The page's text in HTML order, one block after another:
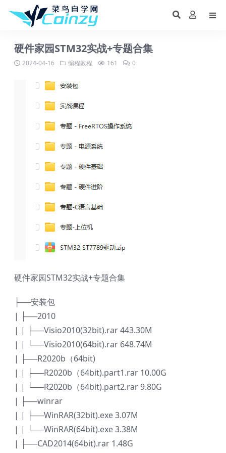
硬件家园STM32实战+专题合集
2024-04-16 编程教程 161 0
硬件家园STM32实战+专题合集
├──安装包
| ├──2010
| | ├──Visio2010(32bit).rar 443.30M
| | └──Visio2010(64bit).rar 648.74M
| ├──R2020b（64bit)
| | ├──R2020b（64bit).part1.rar 10.00G
| | └──R2020b（64bit).part2.rar 9.80G
| ├──winrar
| | ├──WinRAR(32bit).exe 3.07M
| | └──WinRAR(64bit).exe 3.38M
| ├──CAD2014(64bit).rar 1.48G